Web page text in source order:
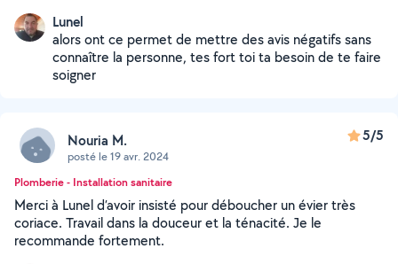
Lunel
alors ont ce permet de mettre des avis négatifs sans
connaître la personne, tes fort toi ta besoin de te faire
soigner
Nouria M.
posté le 19 avr. 2024
5/5
Plomberie - Installation sanitaire
Merci à Lunel d’avoir insisté pour déboucher un évier très
coriace. Travail dans la douceur et la ténacité. Je le
recommande fortement.